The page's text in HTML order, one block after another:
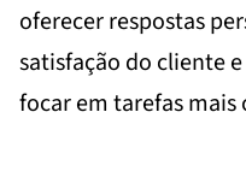
oferecer respostas
satisfação do cliente
focar em tarefas mais